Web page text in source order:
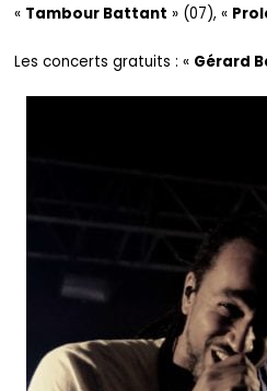
« Tambour Battant » (07), «
Les concerts gratuits : « Gérard